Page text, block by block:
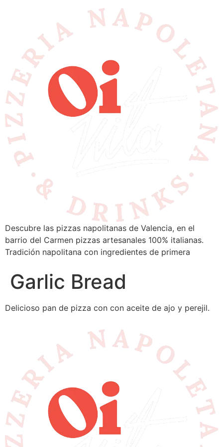
Descubre las pizzas napolitanas de Valencia, en el
barrio del Carmen pizzas artesanales 100% italianas.
Tradición napolitana con ingredientes de primera
Garlic Bread
Delicioso pan de pizza con con aceite de ajo y perejil.